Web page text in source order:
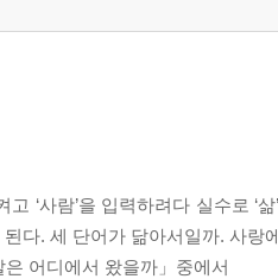
마무리
선 까닭
료
‘사람’을 입력하려다 실수로 ‘
된다. 세 단어가 닮아서일까. 사
어디에서 왔을까」중에서